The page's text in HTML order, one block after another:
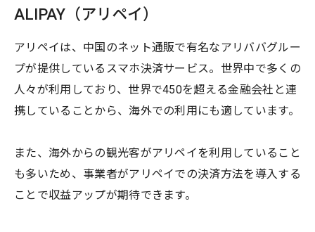
ALIPAY（アリペイ）
アリペイは、中国のネット通販で有名なアリババグルー
プが提供しているスマホ決済サービス。世界中で多くの
人々が利用しており、世界で450を超える金融会社と連
携していることから、海外での利用にも適しています。
また、海外からの観光客がアリペイを利用していること
も多いため、事業者がアリペイでの決済方法を導入する
ことで収益アップが期待できます。